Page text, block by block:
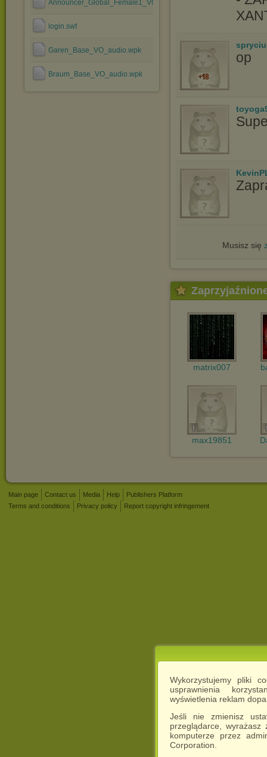
Wykorzystujemy pliki
usprawnienia
wyświetlenia reklam
Jeśli nie zmienisz
przeglądarce,
komputerze przez
Corporation.
Announcer_Global_Female1_VO_audio.wpk
login.swf
Garen_Base_VO_audio.wpk
Braum_Base_VO_audio.wpk
op
Musisz się
matrix007
max19851
Main page Contact us Media Help
Publishers Platform
Terms and conditions
Privacy policy Report copyright infringement